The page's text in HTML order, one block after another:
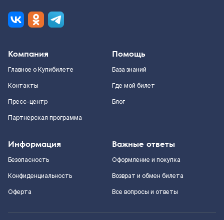
Компания
Главное о Купибилете
Контакты
Пресс-центр
Партнерская программа
Помощь
База знаний
Где мой билет
Блог
Информация
Безопасность
Конфиденциальность
Оферта
Важные ответы
Оформление и покупка
Возврат и обмен билета
Все вопросы и ответы